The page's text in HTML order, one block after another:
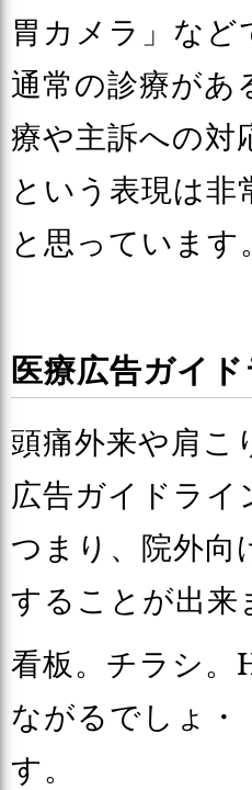
胃カメラ」など
通常の診療が
療や主訴への対
という表現は
と思っています。
医療広告ガイ
頭痛外来や肩こ
広告ガイドラ
つまり、院外
することが出来
看板。チラシ。
ながるでしょ・
す。